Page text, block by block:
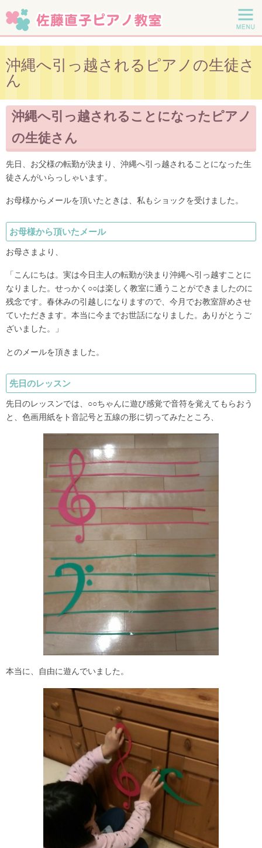
沖縄へ引っ越されるピアノの生徒さ
ん
沖縄へ引っ越されることになったピアノ
の生徒さん
先日、お父様の転勤が決まり、沖縄へ引っ越されることになった生
徒さんがいらっしゃいます。
お母様からメールを頂いたときは、私もショックを受けました。
お母様から頂いたメール
お母さまより、
「こんにちは。実は今日主人の転勤が決まり沖縄へ引っ越すことに
なりました。せっかく○○は楽しく教室に通うことができましたのに
残念です。春休みの引越しになりますので、今月でお教室辞めさせ
ていただきます。本当に今までお世話になりました。ありがとうご
ざいました。」
とのメールを頂きました。
先日のレッスン
先日のレッスンでは、○○ちゃんに遊び感覚で音符を覚えてもらおう
と、色画用紙をト音記号と五線の形に切ってみたところ、
本当に、自由に遊んでいました。